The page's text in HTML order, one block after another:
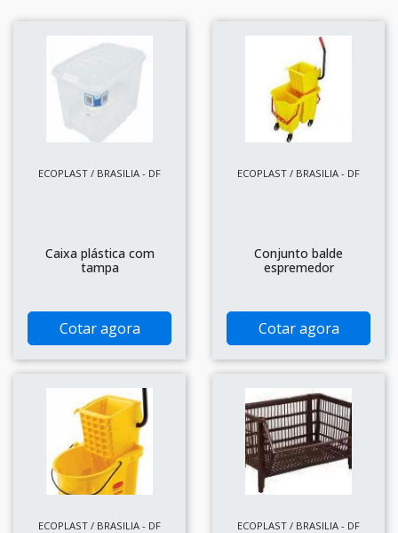
ECOPLAST / BRASILIA - DF
Caixa plástica com
tampa
Cotar agora
ECOPLAST / BRASILIA - DF
Conjunto balde
espremedor
Cotar agora
ECOPLAST / BRASILIA - DF ECOPLAST / BRASILIA - DF